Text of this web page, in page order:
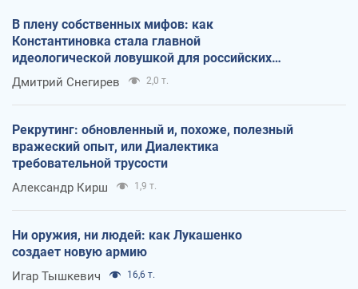
В плену собственных мифов: как
Константиновка стала главной
идеологической ловушкой для российских
оккупантов
Дмитрий Снегирев 2,0 т.
Рекрутинг: обновленный и, похоже, полезный
вражеский опыт, или Диалектика
требовательной трусости
Александр Кирш 1,9 т.
Ни оружия, ни людей: как Лукашенко
создает новую армию
Игар Тышкевич 16,6 т.